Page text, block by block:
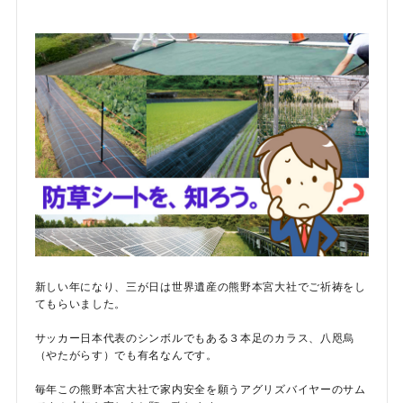
新しい年になり、三が日は世界遺産の熊野本宮大社でご祈祷をし
てもらいました。
サッカー日本代表のシンボルでもある３本足のカラス、八咫烏
（やたがらす）でも有名なんです。
毎年この熊野本宮大社で家内安全を願うアグリズバイヤーのサム